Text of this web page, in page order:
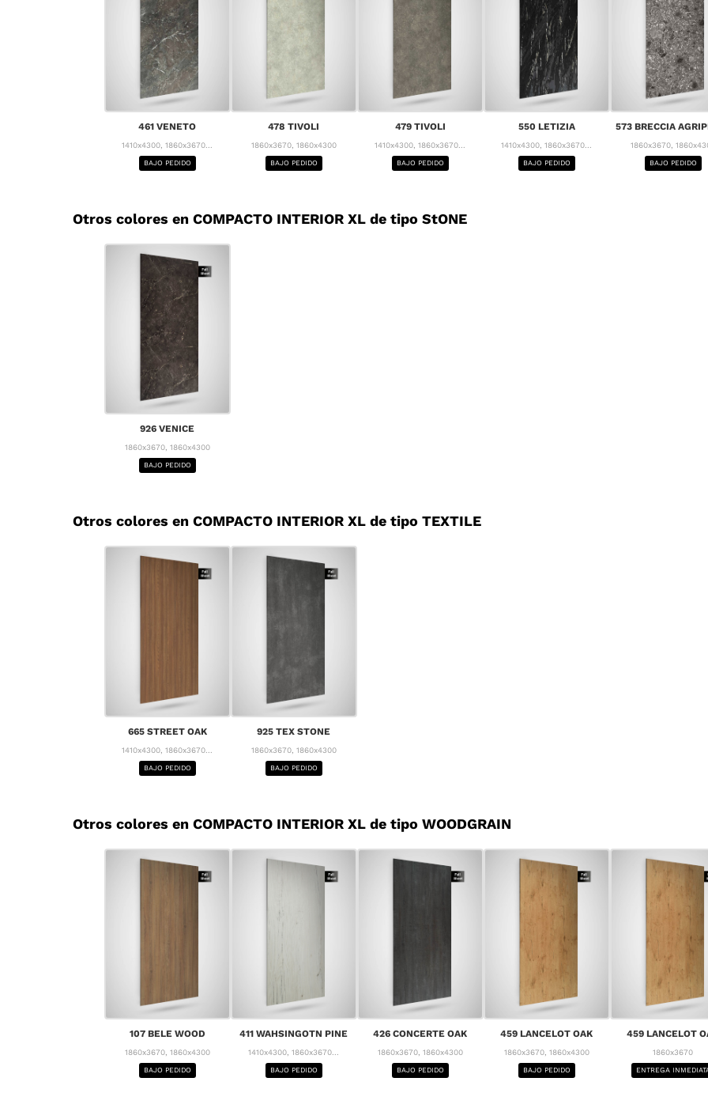
461 VENETO
1410x4300, 1860x3670...
BAJO PEDIDO
478 TIVOLI
1860x3670, 1860x4300
BAJO PEDIDO
479 TIVOLI
1410x4300, 1860x3670...
BAJO PEDIDO
550 LETIZIA
1410x4300, 1860x3670...
BAJO PEDIDO
573 BRECCIA
1860x3670,
BAJO PEDIDO
Otros colores en COMPACTO INTERIOR XL de tipo StONE
926 VENICE
1860x3670, 1860x4300
BAJO PEDIDO
Otros colores en COMPACTO INTERIOR XL de tipo TEXTILE
665 STREET OAK
1410x4300, 1860x3670...
BAJO PEDIDO
925 TEX STONE
1860x3670, 1860x4300
BAJO PEDIDO
Otros colores en COMPACTO INTERIOR XL de tipo WOODGRAIN
107 BELE WOOD
1860x3670, 1860x4300
BAJO PEDIDO
411 WAHSINGOTN PINE
1410x4300, 1860x3670...
BAJO PEDIDO
426 CONCERTE OAK
1860x3670, 1860x4300
BAJO PEDIDO
459 LANCELOT OAK
1860x3670, 1860x4300
BAJO PEDIDO
459 LANCELOT
1860x3670
ENTREGA